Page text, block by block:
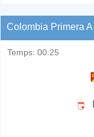
Colombia Primera A
Temps: 00:25